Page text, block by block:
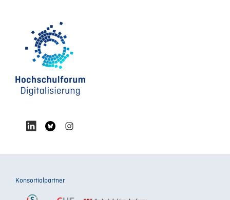
Konsortialpartner